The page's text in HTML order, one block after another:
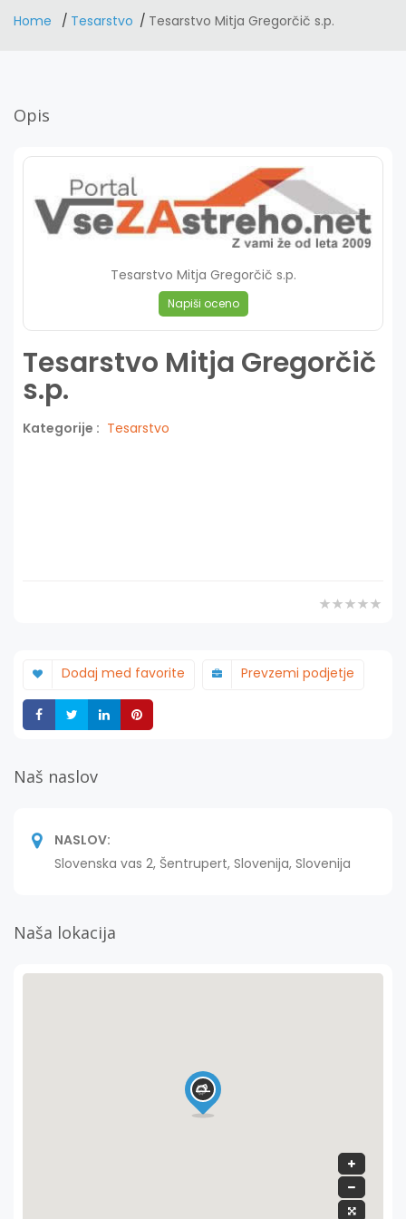
Home Tesarstvo Tesarstvo Mitja Gregorčič s.p.
Opis
Tesarstvo Mitja Gregorčič s.p.
Napiši oceno
Tesarstvo Mitja Gregorčič
s.p.
Kategorije : Tesarstvo
Dodaj med favorite Prevzemi podjetje
Deli Deli Deli
Naš naslov
NASLOV:
Slovenska vas 2, Šentrupert, Slovenija, Slovenija
Naša lokacija